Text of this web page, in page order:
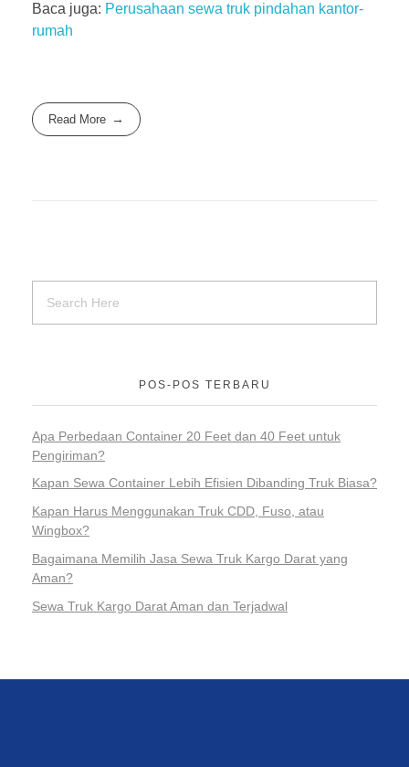
Baca juga: Perusahaan sewa truk pindahan kantor-
rumah
Read More
POS-POS TERBARU
Apa Perbedaan Container 20 Feet dan 40 Feet untuk
Pengiriman?
Kapan Sewa Container Lebih Efisien Dibanding Truk Biasa?
Kapan Harus Menggunakan Truk CDD, Fuso, atau
Wingbox?
Bagaimana Memilih Jasa Sewa Truk Kargo Darat yang
Aman?
Sewa Truk Kargo Darat Aman dan Terjadwal